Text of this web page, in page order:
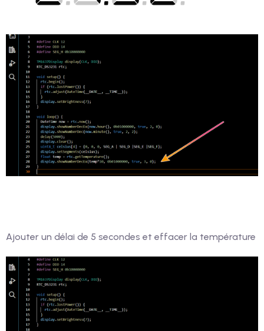
Ajouter un délai de 5 secondes et effacer la température